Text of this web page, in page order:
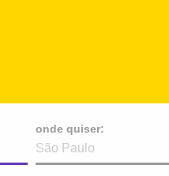
onde quiser: